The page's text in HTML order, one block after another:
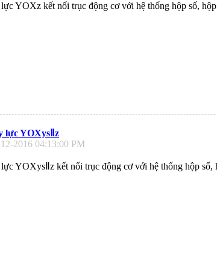
YOXz kết nối trục động cơ với hệ thống hộp số,
lực YOXysⅡz
2016 04:13:00 PM
YOXysⅡz kết nối trục động cơ với hệ thống hộp số,